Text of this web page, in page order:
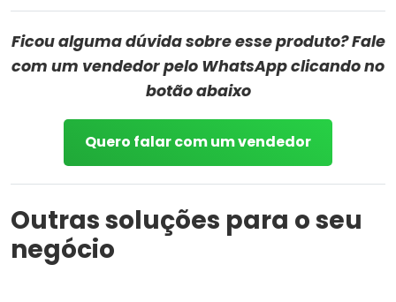
Ficou alguma dúvida sobre esse produto? Fale
com um vendedor pelo WhatsApp clicando no
botão abaixo
Quero falar com um vendedor
Outras soluções para o seu
negócio